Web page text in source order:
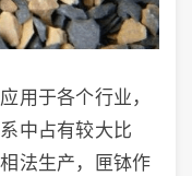
用于各个行业，
中占有较大比
法生产，匣钵作